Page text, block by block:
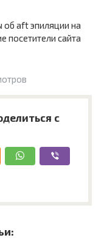
об aft эпиляции на
посетители сайта
с